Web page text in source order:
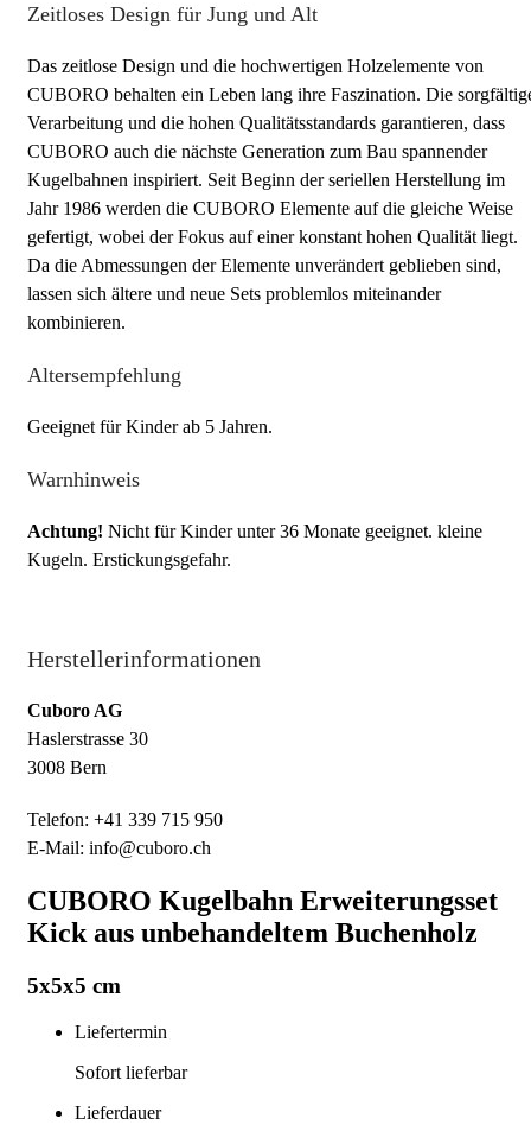
Zeitloses Design für Jung und Alt
Das zeitlose Design und die hochwertigen Holzelemente von
CUBORO behalten ein Leben lang ihre Faszination. Die
Verarbeitung und die hohen Qualitätsstandards garantieren, dass
CUBORO auch die nächste Generation zum Bau spannender
Kugelbahnen inspiriert. Seit Beginn der seriellen Herstellung im
Jahr 1986 werden die CUBORO Elemente auf die gleiche Weise
gefertigt, wobei der Fokus auf einer konstant hohen Qualität liegt.
Da die Abmessungen der Elemente unverändert geblieben sind,
lassen sich ältere und neue Sets problemlos miteinander
kombinieren.
Altersempfehlung
Geeignet für Kinder ab 5 Jahren.
Warnhinweis
Achtung! Nicht für Kinder unter 36 Monate geeignet. kleine
Kugeln. Erstickungsgefahr.
Herstellerinformationen
Cuboro AG
Haslerstrasse 30
3008 Bern
Telefon: +41 339 715 950
E-Mail: info@cuboro.ch
CUBORO Kugelbahn Erweiterungsset
Kick aus unbehandeltem Buchenholz
5x5x5 cm
Liefertermin
Sofort lieferbar
Lieferdauer